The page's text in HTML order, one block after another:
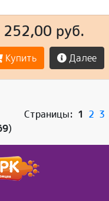
252,00 руб.
Купить Далее
Страницы: 1 2 3
)